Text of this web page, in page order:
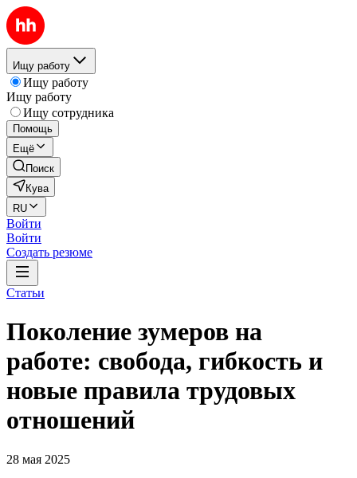
Ищу работу
Ищу работу
Ищу работу
Ищу сотрудника
Помощь
Ещё
Поиск
Кува
RU
Войти
Войти
Создать резюме
Статьи
Поколение зумеров на
работе: свобода, гибкость и
новые правила трудовых
отношений
28 мая 2025